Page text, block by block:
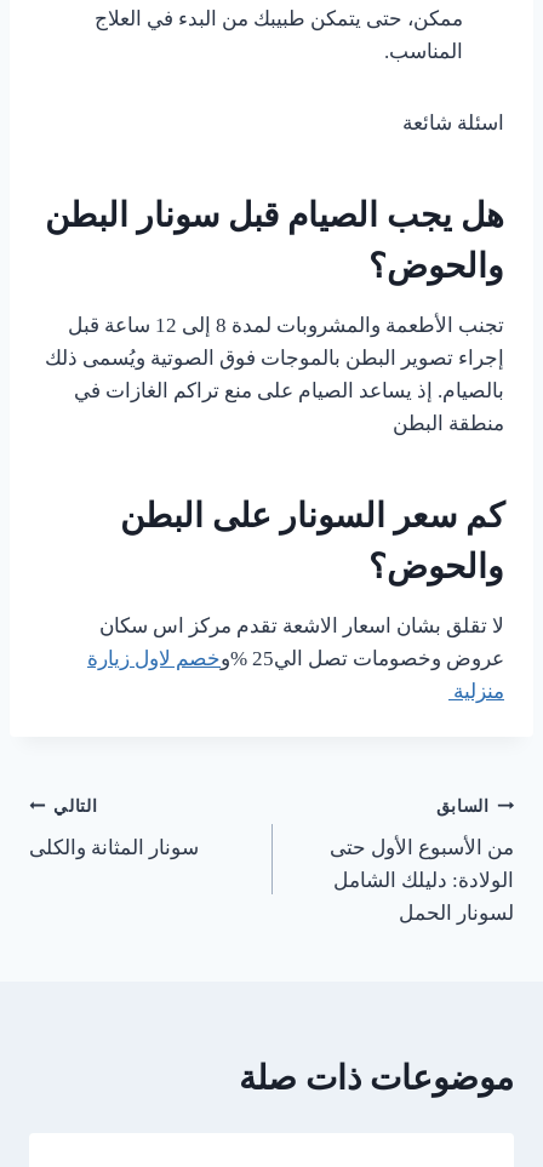
ممكن، حتى يتمكن طبيبك من البدء في العلاج
المناسب.
اسئلة شائعة
هل يجب الصيام قبل سونار البطن
والحوض؟
تجنب الأطعمة والمشروبات لمدة 8 إلى 12 ساعة قبل
إجراء تصوير البطن بالموجات فوق الصوتية ويُسمى ذلك
بالصيام. إذ يساعد الصيام على منع تراكم الغازات في
منطقة البطن
كم سعر السونار على البطن
والحوض؟
لا تقلق بشان اسعار الاشعة تقدم مركز اس سكان
عروض وخصومات تصل الي25 %و
خصم لاول زيارة
منزلية
السابق
من الأسبوع الأول حتى
الولادة: دليلك الشامل
لسونار الحمل
التالي
سونار المثانة والكلى
موضوعات ذات صلة